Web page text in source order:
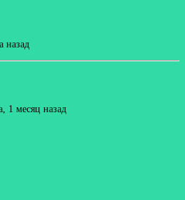
назад
1 месяц назад